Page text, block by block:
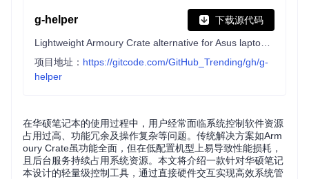
g-helper 下载源代码
项目地址： https://gitcode.com/GitHub_Trending/gh/g-
helper
在华硕笔记本的使用过程中，用户经常面临系统控制软件资源
占用过高、功能冗余及操作复杂等问题。传统解决方案如Arm
oury Crate虽功能全面，但在低配置机型上易导致性能损耗，
且后台服务持续占用系统资源。本文将介绍一款针对华硕笔记
本设计的轻量级控制工具，通过直接硬件交互实现高效系统管